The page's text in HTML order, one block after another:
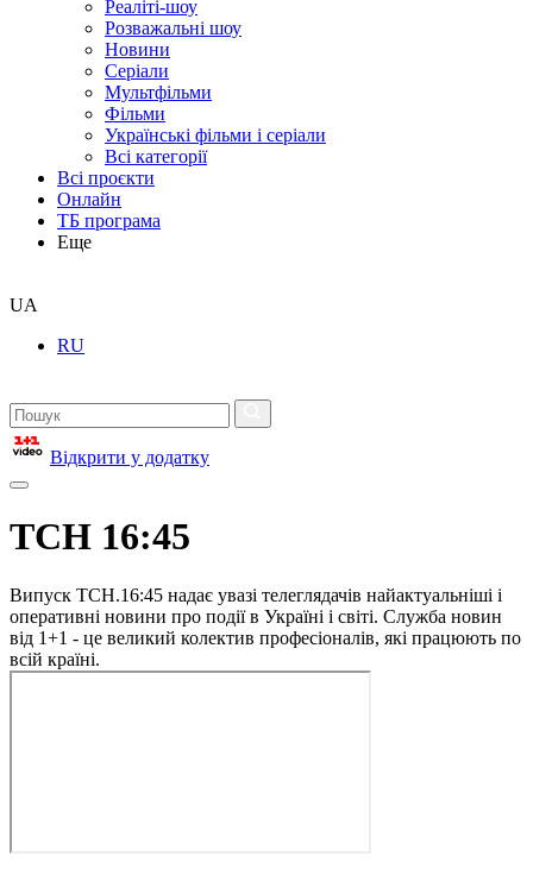
Реаліті-шоу
Розважальні шоу
Новини
Серіали
Мультфільми
Фільми
Українські фільми і серіали
Всі категорії
Всі проєкти
Онлайн
ТБ програма
Еще
UA
RU
Відкрити у додатку
ТСН 16:45
Випуск ТСН.16:45 надає увазі телеглядачів найактуальніші і
оперативні новини про події в Україні і світі. Служба новин
від 1+1 - це великий колектив професіоналів, які працюють по
всій країні.